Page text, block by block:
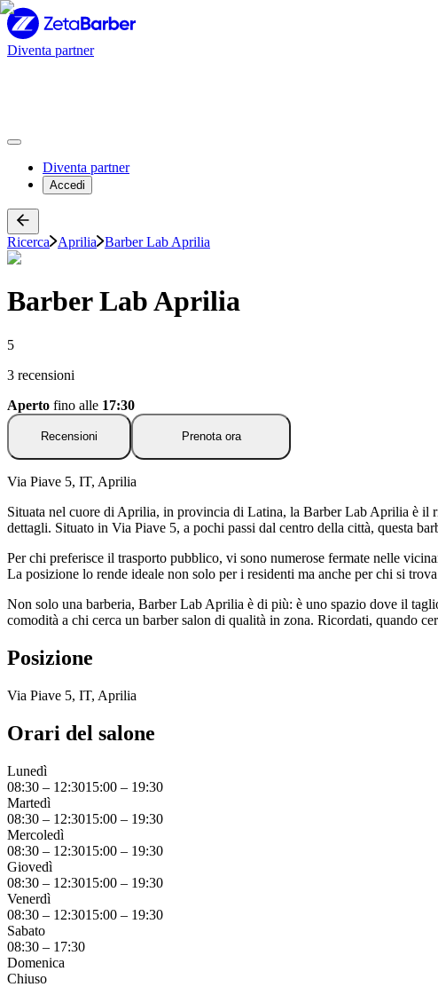
Diventa partner
Diventa partner
Accedi
Ricerca Aprilia Barber Lab Aprilia
Barber Lab Aprilia
5
3 recensioni
Aperto fino alle 17:30
Recensioni Prenota ora
Via Piave 5, IT, Aprilia
Situata nel cuore di Aprilia, in provincia di Latina, la Barber Lab Aprilia è il
dettagli. Situato in Via Piave 5, a pochi passi dal centro della città, questa
Per chi preferisce il trasporto pubblico, vi sono numerose fermate nelle
La posizione lo rende ideale non solo per i residenti ma anche per chi si
Non solo una barberia, Barber Lab Aprilia è di più: è uno spazio dove il
comodità a chi cerca un barber salon di qualità in zona. Ricordati, quando
Posizione
Via Piave 5, IT, Aprilia
Orari del salone
Lunedì
08:30 – 12:3015:00 – 19:30
Martedì
08:30 – 12:3015:00 – 19:30
Mercoledì
08:30 – 12:3015:00 – 19:30
Giovedì
08:30 – 12:3015:00 – 19:30
Venerdì
08:30 – 12:3015:00 – 19:30
Sabato
08:30 – 17:30
Domenica
Chiuso